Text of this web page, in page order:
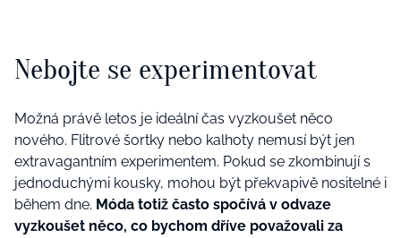
Nebojte se experimentovat
Možná právě letos je ideální čas vyzkoušet něco
nového. Flitrové šortky nebo kalhoty nemusí být jen
extravagantním experimentem. Pokud se zkombinují s
jednoduchými kousky, mohou být překvapivě nositelné i
během dne. Móda totiž často spočívá v odvaze
vyzkoušet něco, co bychom dříve považovali za